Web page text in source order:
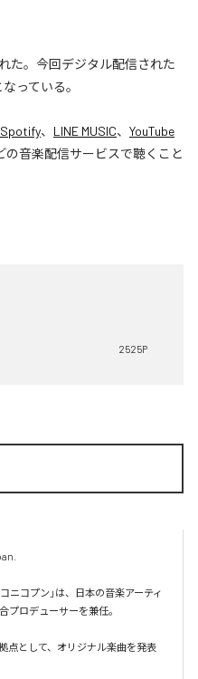
た。今回デジタル配信された
っている。
Spotify、 LINE MUSIC、 YouTube
の音楽配信サービスで聴くこと
2525P
ニコプン」は、日本の音楽アーティ
プロデューサーを兼任。
点として、オリジナル楽曲を発表